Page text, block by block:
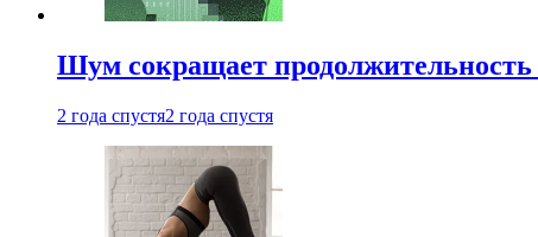
Шум сокращает продолжительность
2 года спустя2 года спустя